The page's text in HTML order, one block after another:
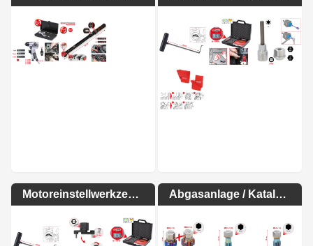
Motoreinstellwerkzeuge Abgasanlage / Katalysatoren